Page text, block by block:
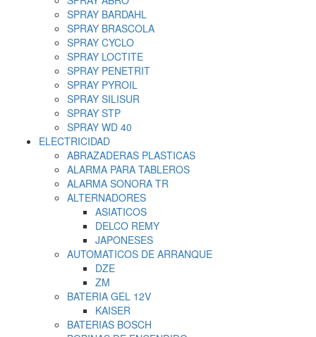
SPRAY BARDAHL
SPRAY BRASCOLA
SPRAY CYCLO
SPRAY LOCTITE
SPRAY PENETRIT
SPRAY PYROIL
SPRAY SILISUR
SPRAY STP
SPRAY WD 40
ELECTRICIDAD
ABRAZADERAS PLASTICAS
ALARMA PARA TABLEROS
ALARMA SONORA TR
ALTERNADORES
ASIATICOS
DELCO REMY
JAPONESES
AUTOMATICOS DE ARRANQUE
DZE
ZM
BATERIA GEL 12V
KAISER
BATERIAS BOSCH